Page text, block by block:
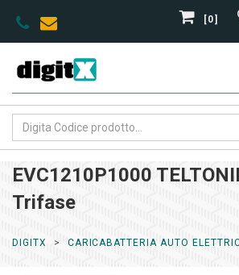
[0]
EVC1210P1000
Trifase
DIGITX CARICABATTERIA AUTO